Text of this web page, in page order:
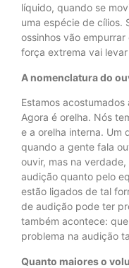
líquido, quando se
uma espécie de cílios.
ossinhos vão
força extrema vai levar
A nomenclatura do
Estamos
Agora é orelha. Nós
e a orelha interna. Um
quando a gente fala
ouvir, mas na
audição quanto pelo
estão ligados de tal
de audição pode ter
também acontece:
problema na audição
Quanto maiores o